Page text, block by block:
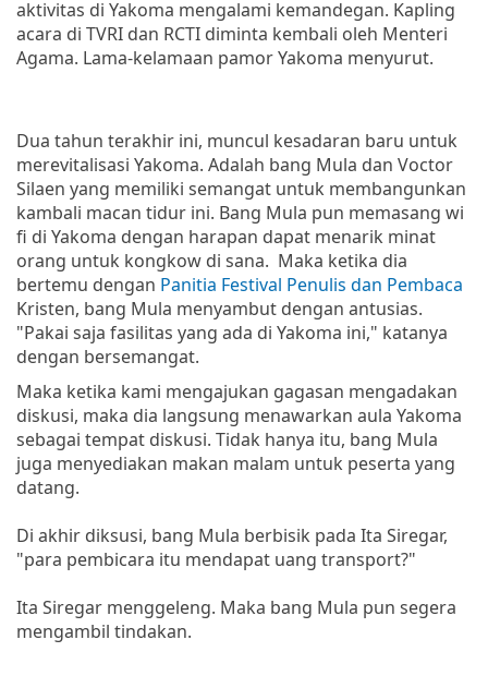
aktivitas di Yakoma mengalami kemandegan. Kapling
acara di TVRI dan RCTI diminta kembali oleh Menteri
Agama. Lama-kelamaan pamor Yakoma menyurut.
Dua tahun terakhir ini, muncul kesadaran baru untuk
merevitalisasi Yakoma. Adalah bang Mula dan Voctor
Silaen yang memiliki semangat untuk membangunkan
kambali macan tidur ini. Bang Mula pun memasang wi
fi di Yakoma dengan harapan dapat menarik minat
orang untuk kongkow di sana. Maka ketika dia
bertemu dengan Panitia Festival Penulis dan Pembaca
Kristen, bang Mula menyambut dengan antusias.
"Pakai saja fasilitas yang ada di Yakoma ini," katanya
dengan bersemangat.
Maka ketika kami mengajukan gagasan mengadakan
diskusi, maka dia langsung menawarkan aula Yakoma
sebagai tempat diskusi. Tidak hanya itu, bang Mula
juga menyediakan makan malam untuk peserta yang
datang.
Di akhir diksusi, bang Mula berbisik pada Ita Siregar,
"para pembicara itu mendapat uang transport?"
Ita Siregar menggeleng. Maka bang Mula pun segera
mengambil tindakan.